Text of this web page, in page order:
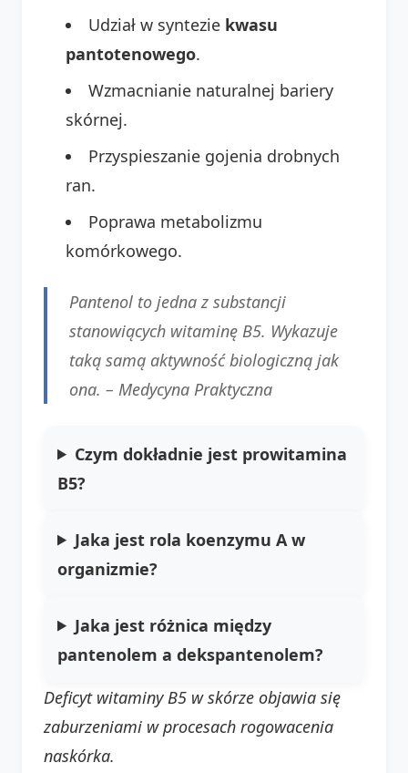
Udział w syntezie kwasu
pantotenowego.
Wzmacnianie naturalnej bariery
skórnej.
Przyspieszanie gojenia drobnych
ran.
Poprawa metabolizmu
komórkowego.
Pantenol to jedna z substancji
stanowiących witaminę B5. Wykazuje
taką samą aktywność biologiczną jak
ona. – Medycyna Praktyczna
Czym dokładnie jest prowitamina
B5?
Jaka jest rola koenzymu A w
organizmie?
Jaka jest różnica między
pantenolem a dekspantenolem?
Deficyt witaminy B5 w skórze objawia się
zaburzeniami w procesach rogowacenia
naskórka.